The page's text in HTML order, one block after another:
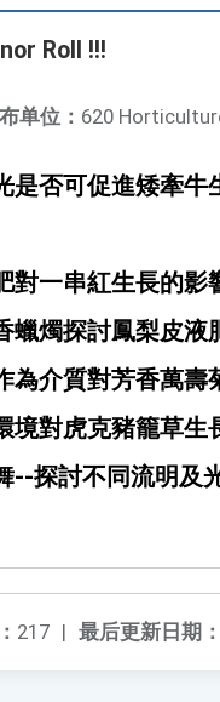
Roll !!!
单位： 620
是否可促進矮牽牛
對一串紅生長的影
蠟燭探討鳳梨皮液
為介質對芳香萬壽
境對虎克豬籠草生
探討不同流明及
最后更新日期：
217 |